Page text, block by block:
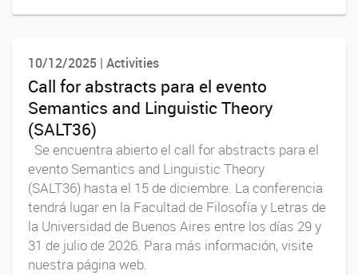
10/12/2025 | Activities
Call for abstracts para el evento
Semantics and Linguistic Theory
(SALT36)
Se encuentra abierto el call for abstracts para el
evento Semantics and Linguistic Theory
(SALT36) hasta el 15 de diciembre. La conferencia
tendrá lugar en la Facultad de Filosofía y Letras de
la Universidad de Buenos Aires entre los días 29 y
31 de julio de 2026. Para más información, visite
nuestra página web.